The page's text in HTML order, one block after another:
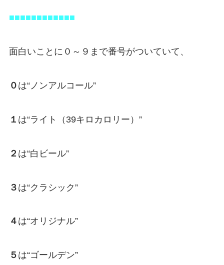
■■■■■■■■■■■■
面白いことに０～９まで番号がついていて、
０ は“ノンアルコール”
１ は“ライト（39キロカロリー）”
２ は“白ビール”
３ は“クラシック”
４ は“オリジナル”
５ は“ゴールデン”